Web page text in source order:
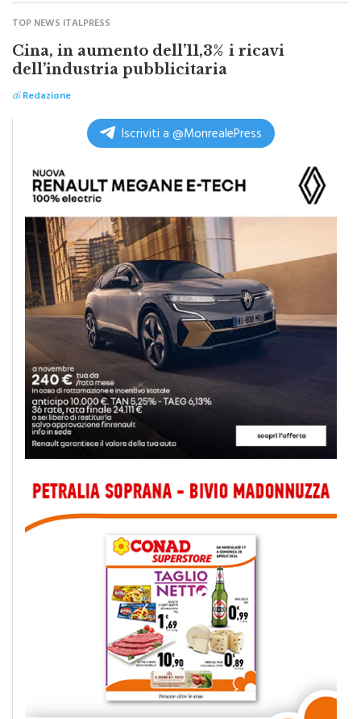
TOP NEWS ITALPRESS
Cina, in aumento dell’11,3% i ricavi
dell’industria pubblicitaria
diRedazione
Iscriviti a @MonrealePress